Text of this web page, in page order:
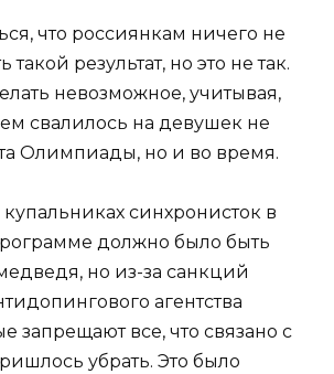
что россиянкам ничего не
такой результат, но это не так.
невозможное, учитывая,
свалилось на девушек не
Олимпиады, но и во время.
синхронисток в
должно было быть
но из-за санкций
агентства
запрещают все, что связано с
убрать. Это было